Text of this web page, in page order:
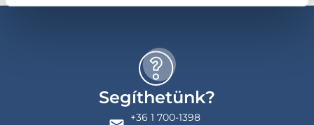
Segíthetünk?
+36 1 700-1398